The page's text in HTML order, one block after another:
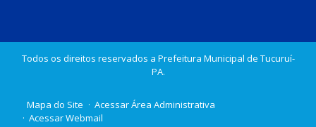
Todos os direitos reservados a Prefeitura Municipal de Tucuruí-
PA.
Mapa do Site
Acessar Área Administrativa
Acessar Webmail